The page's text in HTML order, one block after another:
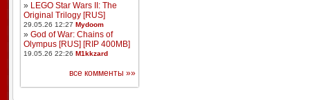
» LEGO Star Wars II: The
Original Trilogy [RUS]
29.05.26 12:27 Mydoom
» God of War: Chains of
Olympus [RUS] [RIP 400MB]
19.05.26 22:26 M1kkzard
все комменты »»